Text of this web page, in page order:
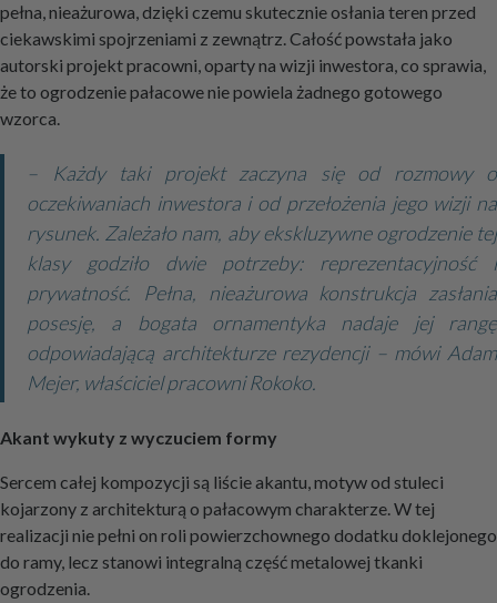
pełna, nieażurowa, dzięki czemu skutecznie osłania teren przed
ciekawskimi spojrzeniami z zewnątrz. Całość powstała jako
autorski projekt pracowni, oparty na wizji inwestora, co sprawia,
że to ogrodzenie pałacowe nie powiela żadnego gotowego
wzorca.
– Każdy taki projekt zaczyna się od rozmowy o
oczekiwaniach inwestora i od przełożenia jego wizji na
rysunek. Zależało nam, aby ekskluzywne ogrodzenie tej
klasy godziło dwie potrzeby: reprezentacyjność i
prywatność. Pełna, nieażurowa konstrukcja zasłania
posesję, a bogata ornamentyka nadaje jej rangę
odpowiadającą architekturze rezydencji – mówi Adam
Mejer, właściciel pracowni Rokoko.
Akant wykuty z wyczuciem formy
Sercem całej kompozycji są liście akantu, motyw od stuleci
kojarzony z architekturą o pałacowym charakterze. W tej
realizacji nie pełni on roli powierzchownego dodatku doklejonego
do ramy, lecz stanowi integralną część metalowej tkanki
ogrodzenia.